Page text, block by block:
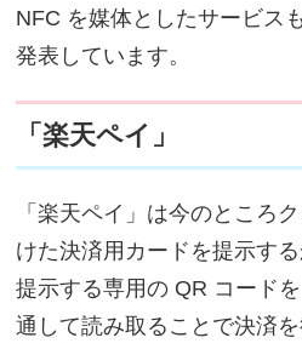
NFC を媒体としたサービス
発表しています。
「楽天ペイ」
「楽天ペイ」は今のところ
けた決済用カードを提示す
提示する専用の QR コード
通して読み取ることで決済